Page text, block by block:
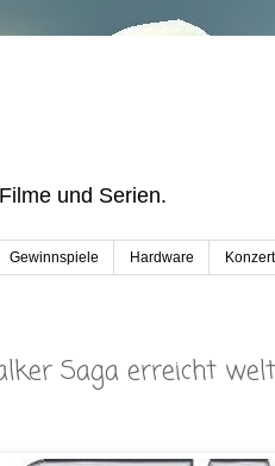
und Serien.
Gewinnspiele Hardware
Saga erreicht